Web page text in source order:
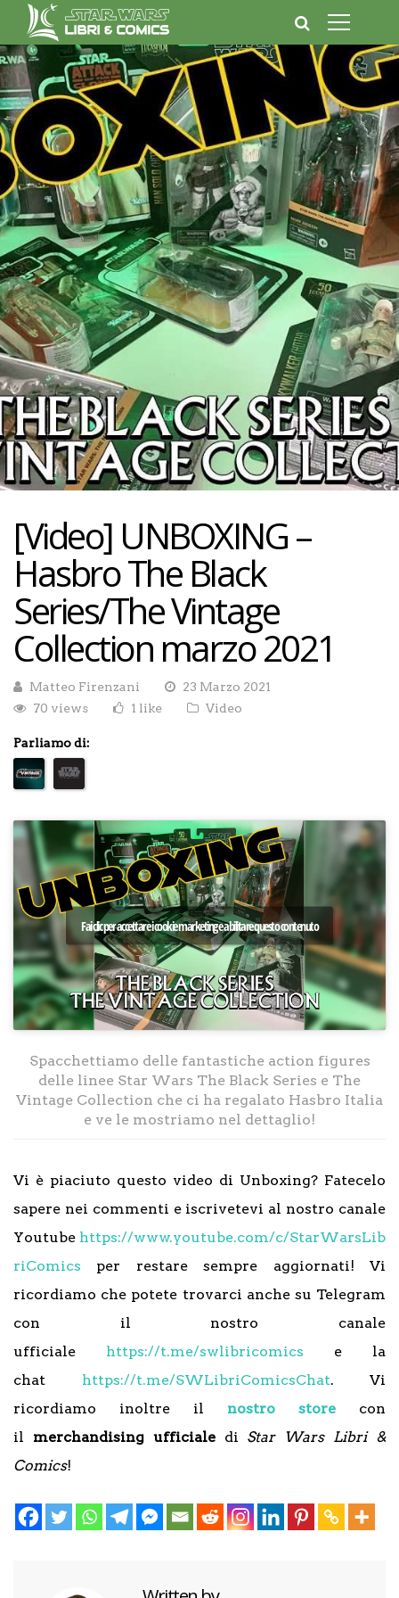
[Video] UNBOXING –
Hasbro The Black
Series/The Vintage
Collection marzo 2021
Matteo Firenzani
23 Marzo 2021
70 views
1 like Video
Parliamo di:
Fai clic per accettare i cookie marketing e abilitare questo contenuto
Spacchettiamo delle fantastiche action figures
delle linee Star Wars The Black Series e The
Vintage Collection che ci ha regalato Hasbro Italia
e ve le mostriamo nel dettaglio!
Vi è piaciuto questo video di Unboxing? Fatecelo
sapere nei commenti e iscrivetevi al nostro canale
Youtube https://www.youtube.com/c/StarWarsLib
riComics per restare sempre aggiornati! Vi
ricordiamo che potete trovarci anche su Telegram
con il nostro canale
ufficiale https://t.me/swlibricomics e la
chat https://t.me/SWLibriComicsChat. Vi
ricordiamo inoltre il nostro store con
il merchandising ufficialedi Star Wars Libri &
Comics!